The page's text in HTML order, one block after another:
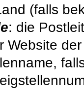
(falls
: die
Website